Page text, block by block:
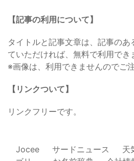
【記事の利用について】
タイトルと記事文章は、記事の
ていただければ、無料で利用でき
※画像は、利用できませんのでご
【リンクついて】
リンクフリーです。
Jocee サードニュース 天